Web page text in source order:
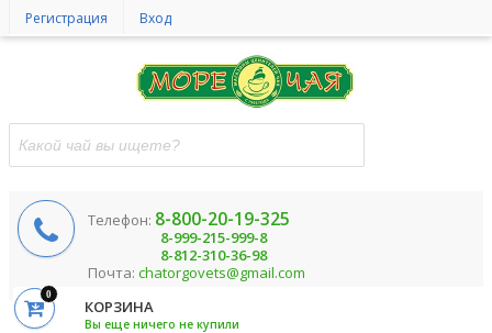
Регистрация Вход
Телефон: 8-800-20-19-325
8-999-215-999-8
8-812-310-36-98
Почта: chatorgovets@gmail.com
0
КОРЗИНА
Вы еще ничего не купили